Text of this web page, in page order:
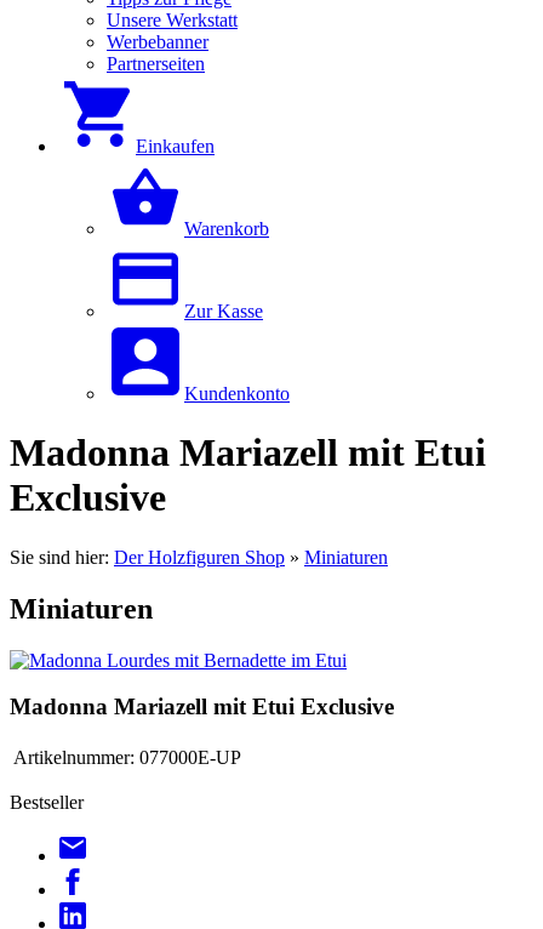
Unsere Werkstatt
Werbebanner
Partnerseiten
Einkaufen
Warenkorb
Zur Kasse
Kundenkonto
Madonna Mariazell mit Etui
Exclusive
Sie sind hier: Der Holzfiguren Shop » Miniaturen
Miniaturen
Madonna Mariazell mit Etui Exclusive
Artikelnummer: 077000E-UP
Bestseller